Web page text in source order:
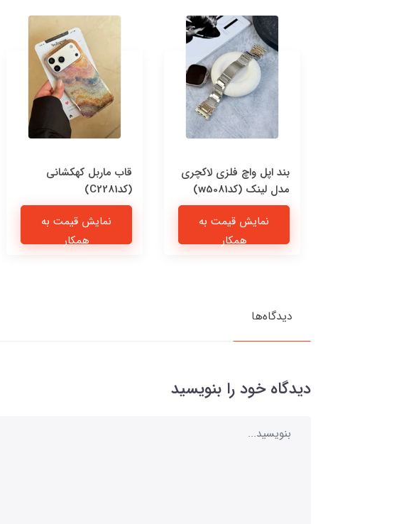
بند اپل واچ فلزی لاکچری
مدل لینک (کدw5081)
نمایش قیمت به
همکار
قاب ماربل کهکشانی
(کدC2281)
نمایش قیمت به
همکار
دیدگاه‌ها
دیدگاه خود را بنویسید